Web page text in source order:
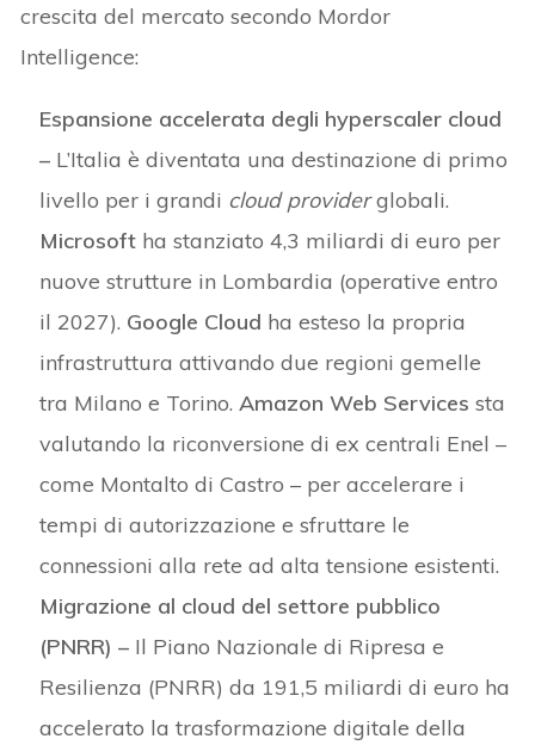
crescita del mercato secondo Mordor
Intelligence:
Espansione accelerata degli hyperscaler cloud
– L’Italia è diventata una destinazione di primo
livello per i grandi cloud providerglobali.
Microsoft ha stanziato 4,3 miliardi di euro per
nuove strutture in Lombardia (operative entro
il 2027). Google Cloud ha esteso la propria
infrastruttura attivando due regioni gemelle
tra Milano e Torino.Amazon Web Services sta
valutando la riconversione di ex centrali Enel –
come Montalto di Castro – per accelerare i
tempi di autorizzazione e sfruttare le
connessioni alla rete ad alta tensione esistenti.
Migrazione al cloud del settore pubblico
(PNRR) – Il Piano Nazionale di Ripresa e
Resilienza (PNRR) da 191,5 miliardi di euro ha
accelerato la trasformazione digitale della